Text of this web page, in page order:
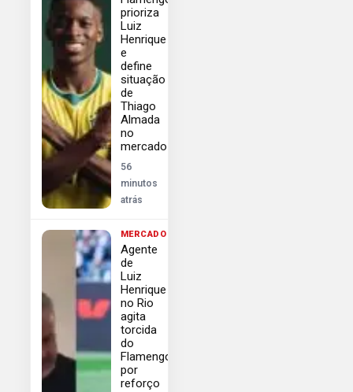
prioriza
Luiz
Henrique
e
define
situação
de
Thiago
Almada
no
mercado
56
minutos
atrás
MERCADO
Agente
de
Luiz
Henrique
no Rio
agita
torcida
do
Flamengo
por
reforço